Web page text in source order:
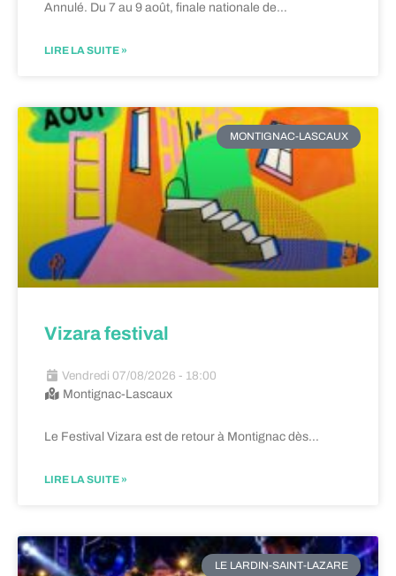
Annulé. Du 7 au 9 août, finale nationale de…
LIRE LA SUITE »
MONTIGNAC-LASCAUX
Vizara festival
Vendredi 07/08/2026 - 18:00
Montignac-Lascaux
Le Festival Vizara est de retour à Montignac dès…
LIRE LA SUITE »
LE LARDIN-SAINT-LAZARE